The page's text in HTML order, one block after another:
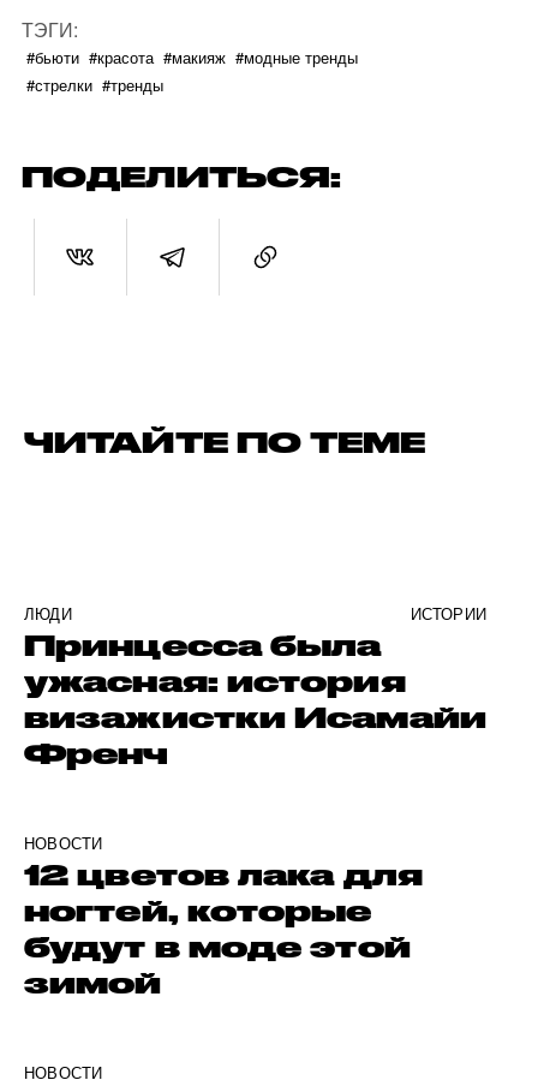
ТЭГИ:
#бьюти #красота #макияж #модные тренды
#стрелки #тренды
ПОДЕЛИТЬСЯ:
ЧИТАЙТЕ ПО ТЕМЕ
ЛЮДИ ИСТОРИИ
Принцесса была
ужасная: история
визажистки Исамайи
Френч
НОВОСТИ
12 цветов лака для
ногтей, которые
будут в моде этой
зимой
НОВОСТИ